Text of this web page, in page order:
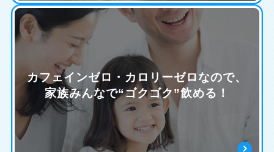
カフェインゼロ・カロリーゼロなので、
家族みんなで“ゴクゴク”飲める！